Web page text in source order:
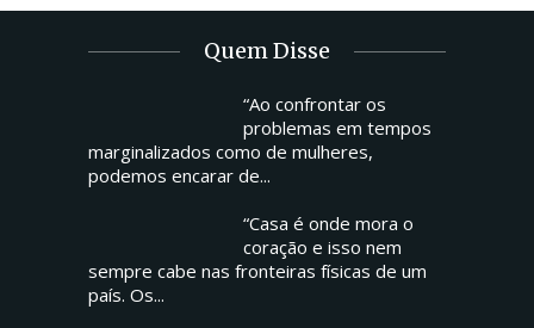
Quem Disse
“Ao confrontar os
problemas em tempos
marginalizados como de mulheres,
podemos encarar de...
“Casa é onde mora o
coração e isso nem
sempre cabe nas fronteiras físicas de um
país. Os...